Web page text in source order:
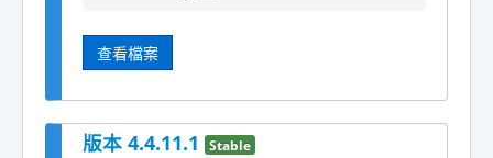
查看檔案
版本 4.4.11.1 Stable